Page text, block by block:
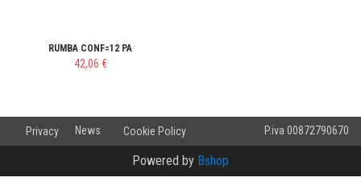
RUMBA CONF=12 PA
42,06 €
v.2.0.10.8
Privacy News Cookie Policy P.iva 00872790670
Powered by Bshop